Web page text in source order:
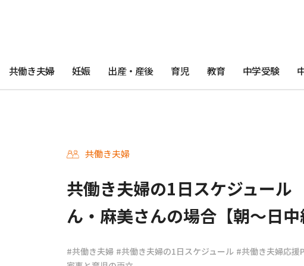
共働き夫婦 妊娠 出産・産後 育児 教育 中学受験
共働き夫婦
共働き夫婦の1日スケジュー
ん・麻美さんの場合【朝〜日中
#共働き夫婦 #共働き夫婦の1日スケジュール #共働き夫婦応援